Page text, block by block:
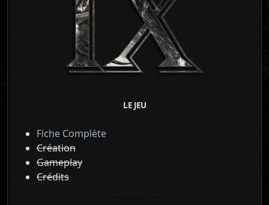
LE JEU
Fiche Complète
Création
Gameplay
Crédits